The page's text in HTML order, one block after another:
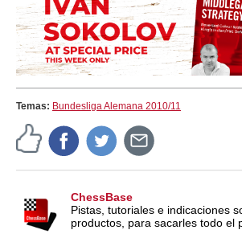
Temas: Bundesliga Alemana 2010/11
ChessBase
Pistas, tutoriales e indicaciones
productos, para sacarles todo el